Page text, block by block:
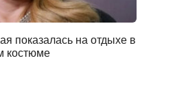
показалась на отдыхе в
костюме